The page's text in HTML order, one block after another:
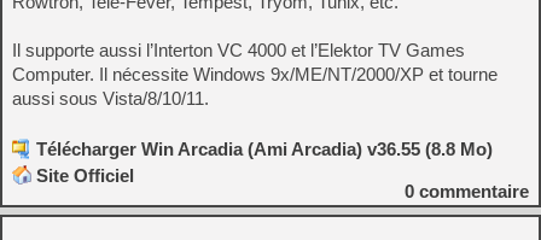
Il supporte aussi l’Interton VC 4000 et l’Elektor TV Games
Computer. Il nécessite Windows 9x/ME/NT/2000/XP et tourne
aussi sous Vista/8/10/11.
Télécharger Win Arcadia (Ami Arcadia) v36.55 (8.8 Mo)
Site Officiel
0 commentaire